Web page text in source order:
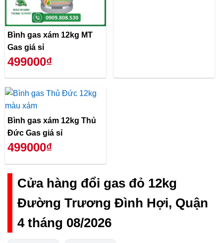
Bình gas xám 12kg MT
Gas giá sỉ
499000₫
Bình gas xám 12kg Thủ
Đức Gas giá sỉ
499000₫
Cửa hàng đổi gas đỏ 12kg
Đường Trương Đình Hợi, Quận
4 tháng 08/2026